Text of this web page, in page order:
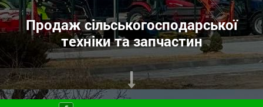
Продаж сільськогосподарської
техніки та запчастин